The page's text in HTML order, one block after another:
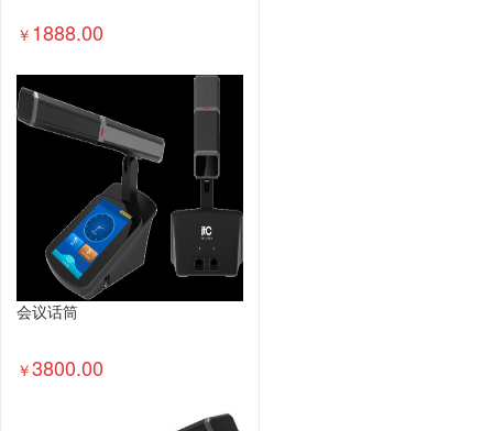
￥ 1888.00
会议话筒
￥3800.00